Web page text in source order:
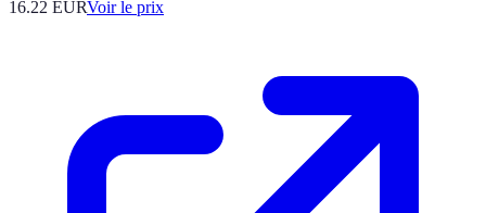
16.22 EURVoir le prix